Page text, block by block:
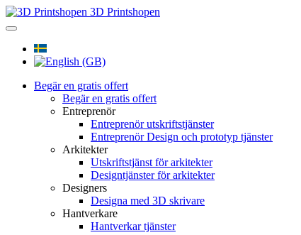
3D Printshopen
Begär en gratis offert
Begär en gratis offert
Entreprenör
Entreprenör utskriftstjänster
Entreprenör Design och prototyp tjänster
Arkitekter
Utskriftstjänst för arkitekter
Designtjänster för arkitekter
Designers
Designa med 3D skrivare
Hantverkare
Hantverkar tjänster